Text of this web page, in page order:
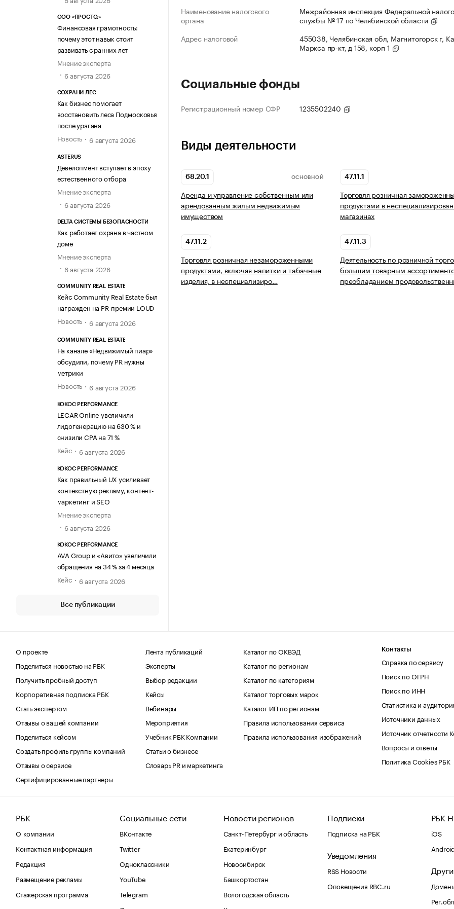
ООО «ПРОСТО.»
Финансовая грамотность:
почему этот навык стоит
развивать с ранних лет
Мнение эксперта
6 августа 2026
СОХРАНИ ЛЕС
Как бизнес помогает
восстановить леса Подмосковья
после урагана
Новость
6 августа 2026
ASTERUS
Девелопмент вступает в эпоху
естественного отбора
Мнение эксперта
6 августа 2026
DELTA СИСТЕМЫ БЕЗОПАСНОСТИ
Как работает охрана в частном
доме
Мнение эксперта
6 августа 2026
COMMUNITY REAL ESTATE
Кейс Community Real Estate был
награжден на PR-премии LOUD
Новость
6 августа 2026
COMMUNITY REAL ESTATE
На канале «Недвижимый пиар»
обсудили, почему PR нужны
метрики
Новость
6 августа 2026
KOKOC PERFORMANCE
LECAR Online увеличили
лидогенерацию на 630 % и
снизили CPA на 71 %
Кейс
6 августа 2026
KOKOC PERFORMANCE
Как правильный UX усиливает
контекстную рекламу, контент-
маркетинг и SEO
Мнение эксперта
6 августа 2026
KOKOC PERFORMANCE
AVA Group и «Авито» увеличили
обращения на 34 % за 4 месяца
Кейс
6 августа 2026
Все публикации
Наименование налогового
органа
Межрайонная инспекция Федеральной
службы № 17 по Челябинской области
Адрес налоговой
455038, Челябинская обл, Магнитогорск г,
Маркса пр-кт, д 158, корп 1
Социальные фонды
Регистрационный номер СФР 1235502240
Виды деятельности
68.20.1 ОСНОВНОЙ
Аренда и управление собственным или
арендованным жилым недвижимым
имуществом
47.11.1
Торговля розничная
продуктами в
магазинах
47.11.2
Торговля розничная незамороженными
продуктами, включая напитки и табачные
изделия, в неспециализиро…
47.11.3
Деятельность по розничной
большим товарным
преобладанием
О проекте
Поделиться новостью на РБК
Получить пробный доступ
Корпоративная подписка РБК
Стать экспертом
Отзывы о вашей компании
Поделиться кейсом
Создать профиль группы компаний
Отзывы о сервисе
Сертифицированные партнеры
Лента публикаций
Эксперты
Выбор редакции
Кейсы
Вебинары
Мероприятия
Учебник РБК Компании
Статьи о бизнесе
Словарь PR и маркетинга
Каталог по ОКВЭД
Каталог по регионам
Каталог по категориям
Каталог торговых марок
Каталог ИП по регионам
Правила использования сервиса
Правила использования изображений
Контакты
Справка по сервису
Поиск по ОГРН
Поиск по ИНН
Статистика и
Источники данных
Источник отчетности
Вопросы и ответы
Политика Cookies РБК
РБК
О компании
Контактная информация
Редакция
Размещение рекламы
Стажерская программа
Социальные сети
ВКонтакте
Twitter
Одноклассники
YouTube
Telegram
Новости регионов
Санкт-Петербург и область
Екатеринбург
Новосибирск
Башкортостан
Вологодская область
Подписки
Подписка на РБК
Уведомления
RSS Новости
Оповещения RBC.ru
РБК
iOS